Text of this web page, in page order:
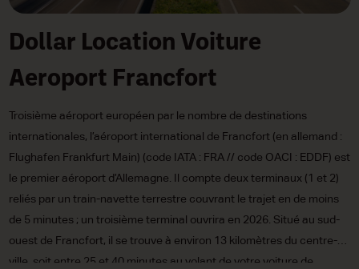
Dollar Location Voiture
Aeroport Francfort
Troisième aéroport européen par le nombre de destinations
internationales, l’aéroport international de Francfort (en allemand :
Flughafen Frankfurt Main) (code IATA : FRA // code OACI : EDDF) est
le premier aéroport d’Allemagne. Il compte deux terminaux (1 et 2)
reliés par un train-navette terrestre couvrant le trajet en de moins
de 5 minutes ; un troisième terminal ouvrira en 2026. Situé au sud-
ouest de Francfort, il se trouve à environ 13 kilomètres du centre-
ville, soit entre 25 et 40 minutes au volant de votre voiture de